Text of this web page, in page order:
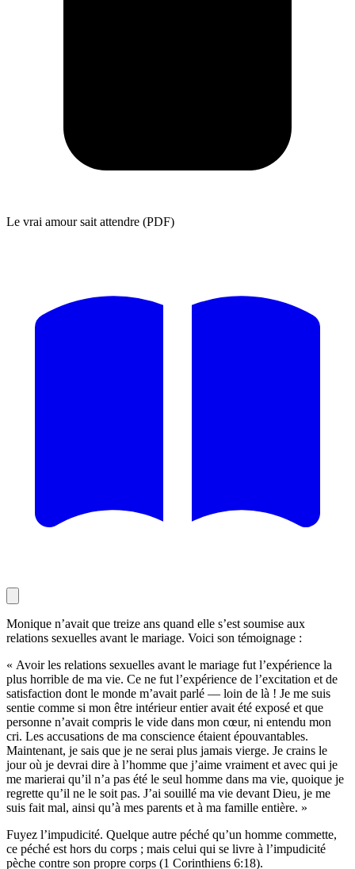
Le vrai amour sait attendre (PDF)
Monique n’avait que treize ans quand elle s’est soumise aux
relations sexuelles avant le mariage. Voici son témoignage :
« Avoir les relations sexuelles avant le mariage fut l’expérience la
plus horrible de ma vie. Ce ne fut l’expérience de l’excitation et de
satisfaction dont le monde m’avait parlé — loin de là ! Je me suis
sentie comme si mon être intérieur entier avait été exposé et que
personne n’avait compris le vide dans mon cœur, ni entendu mon
cri. Les accusations de ma conscience étaient épouvantables.
Maintenant, je sais que je ne serai plus jamais vierge. Je crains le
jour où je devrai dire à l’homme que j’aime vraiment et avec qui je
me marierai qu’il n’a pas été le seul homme dans ma vie, quoique je
regrette qu’il ne le soit pas. J’ai souillé ma vie devant Dieu, je me
suis fait mal, ainsi qu’à mes parents et à ma famille entière. »
Fuyez l’impudicité. Quelque autre péché qu’un homme commette,
ce péché est hors du corps ; mais celui qui se livre à l’impudicité
pèche contre son propre corps (1 Corinthiens 6:18).